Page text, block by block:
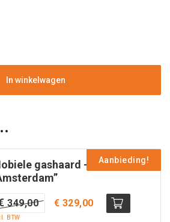
In winkelwagen
Aanbieding!
gashaard –
349,00
Oorspronkelijke
€ 329,00
Huidige
prijs
BTW